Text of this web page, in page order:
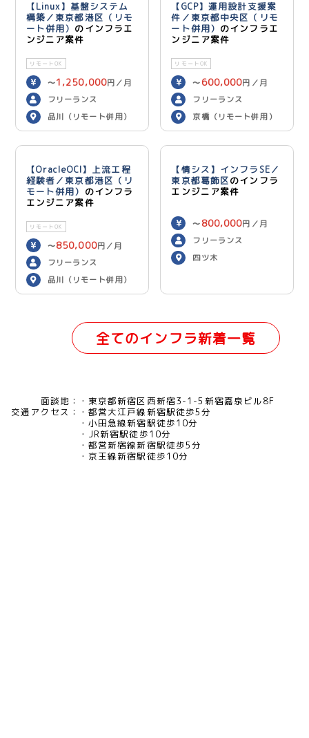
【Linux】基盤システム
構築／東京都港区（リモ
ート併用） のインフラエ
ンジニア案件
リモートOK
〜1,250,000円／月
フリーランス
品川（リモート併用）
【GCP】運用設計支援案
件／東京都中央区（リモ
ート併用） のインフラエ
ンジニア案件
リモートOK
〜 600,000円／月
フリーランス
京橋（リモート併用）
【OracleOCI】上流工程
経験者／東京都港区（リ
モート併用） のインフラ
エンジニア案件
リモートOK
〜850,000円／月
フリーランス
品川（リモート併用）
【情シス】インフラSE／
東京都葛飾区のインフラ
エンジニア案件
〜 800,000円／月
フリーランス
四ツ木
全てのインフラ新着一覧
面談地：
東京都新宿区西新宿3-1-5新宿嘉泉ビル8F
交通アクセス：
都営大江戸線新宿駅徒歩5分
小田急線新宿駅徒歩10分
JR新宿駅徒歩10分
都営新宿線新宿駅徒歩5分
京王線新宿駅徒歩10分